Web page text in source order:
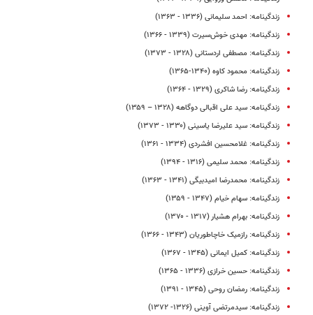
زندگینامه: احمد سلیمانی (۱۳۳۶ - ۱۳۶۳)
زندگینامه: مهدی خوش‌سیرت (۱۳۳۹ - ۱۳۶۶)
زندگینامه: مصطفی اردستانی (۱۳۲۸ - ۱۳۷۳)
زندگینامه: محمود کاوه (۱۳۴۰-۱۳۶۵)
زندگینامه: رضا شاکری (۱۳۲۹ - ۱۳۶۴)
زندگینامه: سید علی اقبالی دوگاهه (۱۳۲۸ – ۱۳۵۹)
زندگینامه: سید علیرضا یاسینی (۱۳۳۰ - ۱۳۷۳)
زندگینامه: غلامحسین افشردی (۱۳۳۴ - ۱۳۶۱)
زندگینامه: محمد سلیمی (۱۳۱۶ - ۱۳۹۴)
زندگینامه: محمدرضا امیدبیگی (۱۳۴۱ - ۱۳۶۳)
زندگینامه: سهام خیام (۱۳۴۷ - ۱۳۵۹)
زندگینامه: بهرام هشیار (۱۳۱۷ - ۱۳۷۰)
زندگینامه: رازمیک خاچاطوریان (۱۳۴۳ - ۱۳۶۶)
زندگینامه: کمیل ایمانی (۱۳۴۵ - ۱۳۶۷)
زندگینامه: حسین خرازی (۱۳۳۶ - ۱۳۶۵)
زندگینامه: رمضان روحی (۱۳۴۵ - ۱۳۹۱)
زندگینامه: سید‌مرتضی آوینی (۱۳۲۶- ۱۳۷۲)